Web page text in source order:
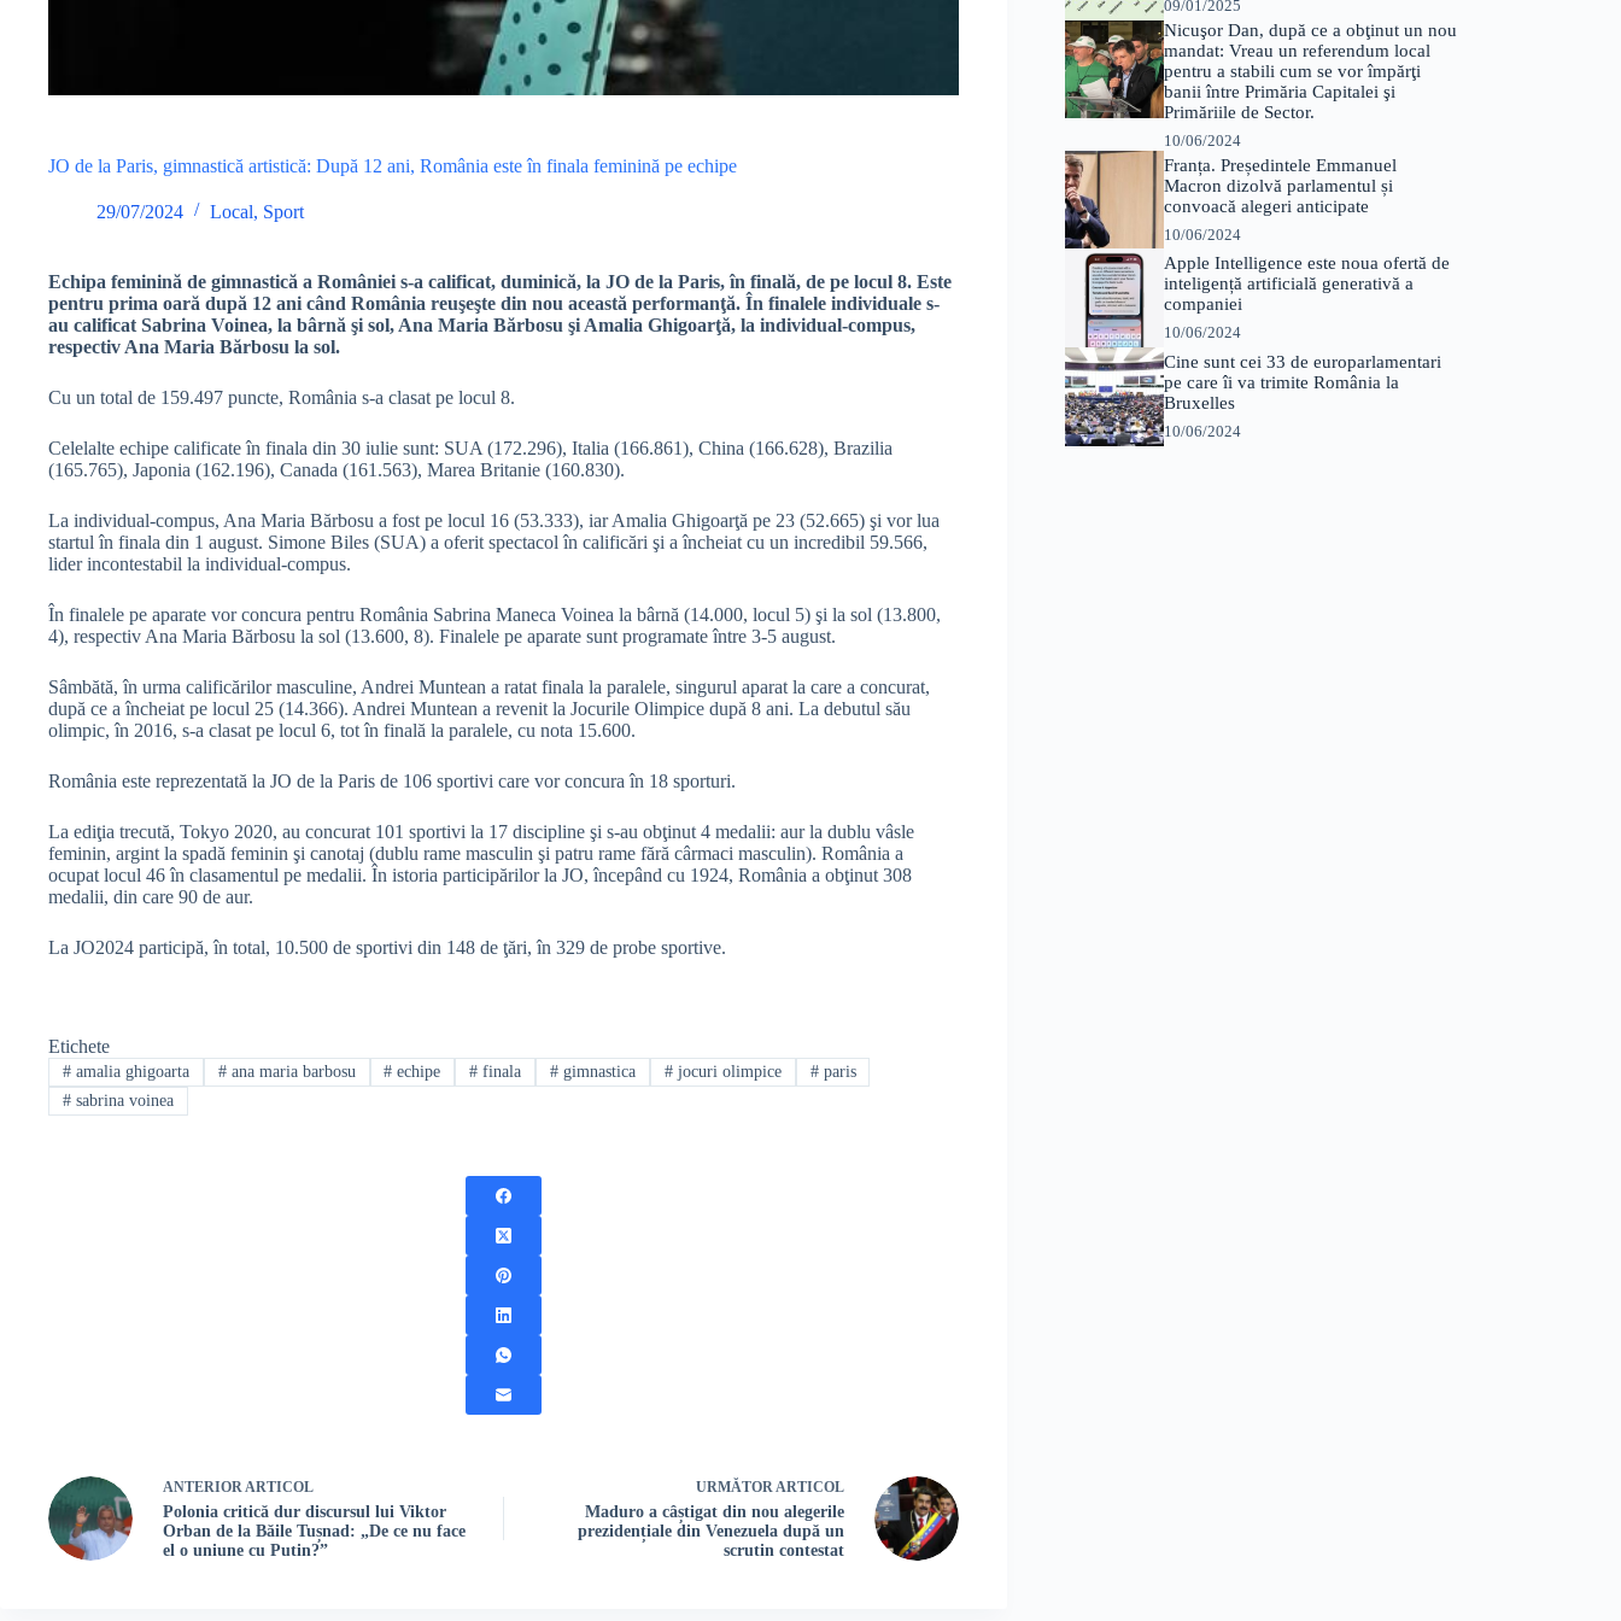
JO de la Paris, gimnastică artistică: După 12 ani, România este în finala feminină pe echipe
29/07/2024 Local, Sport
Echipa feminină de gimnastică a României s-a calificat, duminică, la JO de la Paris, în finală, de pe locul 8. Este
pentru prima oară după 12 ani când România reuşeşte din nou această performanţă. În finalele individuale s-
au calificat Sabrina Voinea, la bârnă şi sol, Ana Maria Bărbosu şi Amalia Ghigoarţă, la individual-compus,
respectiv Ana Maria Bărbosu la sol.
Cu un total de 159.497 puncte, România s-a clasat pe locul 8.
Celelalte echipe calificate în finala din 30 iulie sunt: SUA (172.296), Italia (166.861), China (166.628), Brazilia
(165.765), Japonia (162.196), Canada (161.563), Marea Britanie (160.830).
La individual-compus, Ana Maria Bărbosu a fost pe locul 16 (53.333), iar Amalia Ghigoarţă pe 23 (52.665) şi vor lua
startul în finala din 1 august. Simone Biles (SUA) a oferit spectacol în calificări şi a încheiat cu un incredibil 59.566,
lider incontestabil la individual-compus.
În finalele pe aparate vor concura pentru România Sabrina Maneca Voinea la bârnă (14.000, locul 5) şi la sol (13.800,
4), respectiv Ana Maria Bărbosu la sol (13.600, 8). Finalele pe aparate sunt programate între 3-5 august.
Sâmbătă, în urma calificărilor masculine, Andrei Muntean a ratat finala la paralele, singurul aparat la care a concurat,
după ce a încheiat pe locul 25 (14.366). Andrei Muntean a revenit la Jocurile Olimpice după 8 ani. La debutul său
olimpic, în 2016, s-a clasat pe locul 6, tot în finală la paralele, cu nota 15.600.
România este reprezentată la JO de la Paris de 106 sportivi care vor concura în 18 sporturi.
La ediţia trecută, Tokyo 2020, au concurat 101 sportivi la 17 discipline şi s-au obţinut 4 medalii: aur la dublu vâsle
feminin, argint la spadă feminin şi canotaj (dublu rame masculin şi patru rame fără cârmaci masculin). România a
ocupat locul 46 în clasamentul pe medalii. În istoria participărilor la JO, începând cu 1924, România a obţinut 308
medalii, din care 90 de aur.
La JO2024 participă, în total, 10.500 de sportivi din 148 de ţări, în 329 de probe sportive.
Etichete
#amalia ghigoarta #ana maria barbosu # echipe # finala # gimnastica #jocuri olimpice #paris
#sabrina voinea
ANTERIORARTICOL
Polonia critică dur discursul lui Viktor
Orban de la Băile Tușnad: „De ce nu face
el o uniune cu Putin?”
URMĂTORARTICOL
Maduro a câștigat din nou alegerile
prezidențiale din Venezuela după un
scrutin contestat
09/01/2025
Nicuşor Dan, după ce a obţinut un nou
mandat: Vreau un referendum local
pentru a stabili cum se vor împărţi
banii între Primăria Capitalei şi
Primăriile de Sector.
10/06/2024
Franța. Președintele Emmanuel
Macron dizolvă parlamentul și
convoacă alegeri anticipate
10/06/2024
Apple Intelligence este noua ofertă de
inteligență artificială generativă a
companiei
10/06/2024
Cine sunt cei 33 de europarlamentari
pe care îi va trimite România la
Bruxelles
10/06/2024